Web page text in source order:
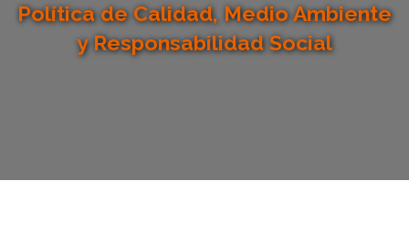
Política de Calidad, Medio Ambiente
y Responsabilidad Social